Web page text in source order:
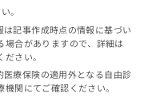
。
記事作成時点の情報に基づい
場合がありますので、詳細は
さい。
療保険の適用外となる自由診
関にてご確認ください。